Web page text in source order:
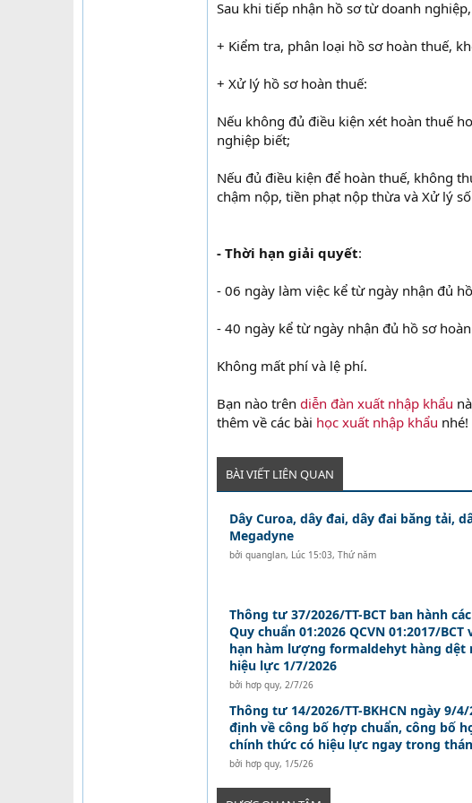
Sau khi tiếp nhận hồ sơ từ doanh
+ Kiểm tra, phân loại hồ sơ hoàn thuế,
+ Xử lý hồ sơ hoàn thuế:
Nếu không đủ điều kiện xét hoàn thuế
nghiệp biết;
Nếu đủ điều kiện để hoàn thuế, không
chậm nộp, tiền phạt nộp thừa và Xử lý
- Thời hạn giải quyết:
- 06 ngày làm việc kể từ ngày nhận đủ
- 40 ngày kể từ ngày nhận đủ hồ sơ
Không mất phí và lệ phí.
Bạn nào trên diễn đàn xuất nhập khẩu
thêm về các bài học xuất nhập khẩu nhé!
BÀI VIẾT LIÊN QUAN
Dây Curoa, dây đai, dây đai băng tải,
Megadyne
bởi quanglan, Lúc 15:03, Thứ năm
Thông tư 37/2026/TT-BCT ban hành
Quy chuẩn 01:2026 QCVN 01:2017/BCT
hạn hàm lượng formaldehyt hàng dệt
hiệu lực 1/7/2026
bởi hơp quy, 2/7/26
Thông tư 14/2026/TT-BKHCN ngày 9/
định về công bố hợp chuẩn, công bố
chính thức có hiệu lực ngay trong
bởi hơp quy, 1/5/26